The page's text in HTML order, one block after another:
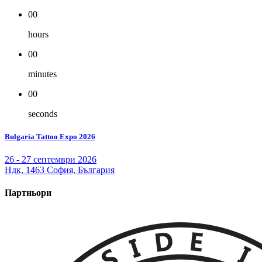
00
hours
00
minutes
00
seconds
Bulgaria Tattoo Expo 2026
26 - 27 септември 2026
Ндк, 1463 София, България
Партньори